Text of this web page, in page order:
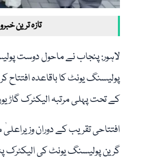
تازہ ترین
لاہور: پنجاب نے ماحول دوست
پولیسنگ یونٹ کا باقاعدہ افتتاح
کے تحت پہلی مرتبہ الیکٹرک
افتتاحی تقریب کے دوران
گرین پولیسنگ یونٹ کی الیکٹرک